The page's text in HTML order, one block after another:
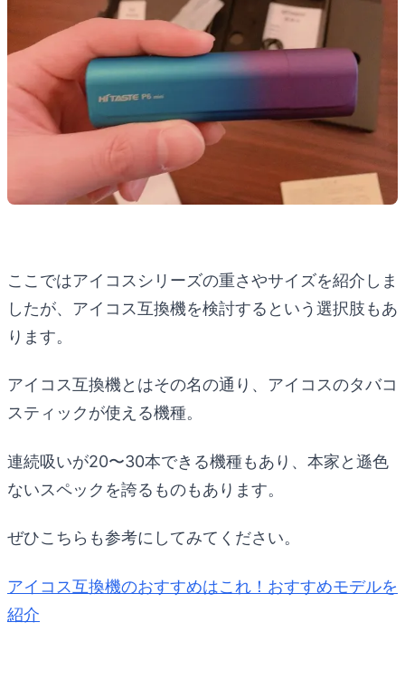
ここではアイコスシリーズの重さやサイズを紹介しま
したが、アイコス互換機を検討するという選択肢もあ
ります。
アイコス互換機とはその名の通り、アイコスのタバコ
スティックが使える機種。
連続吸いが20〜30本できる機種もあり、本家と遜色
ないスペックを誇るものもあります。
ぜひこちらも参考にしてみてください。
アイコス互換機のおすすめはこれ！おすすめモデルを
紹介